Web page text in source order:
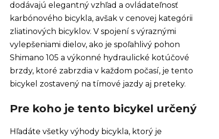
dodávajú elegantný vzhľad a ovládateľnosť
karbónového bicykla, avšak v cenovej kategórii
zliatinových bicyklov. V spojení s výraznými
vylepšeniami dielov, ako je spoľahlivý pohon
Shimano 105 a výkonné hydraulické kotúčové
brzdy, ktoré zabrzdia v každom počasí, je tento
bicykel zostavený na tímové jazdy aj preteky.
Pre koho je tento bicykel určený
Hľadáte všetky výhody bicykla, ktorý je